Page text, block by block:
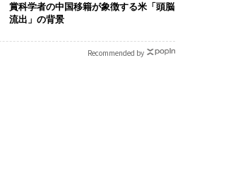
賞科学者の中国移籍が象徴する米「頭脳
流出」の背景
Recommended by